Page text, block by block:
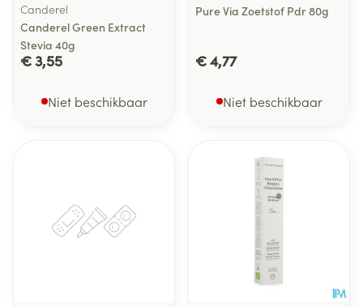
Canderel
Canderel Green Extract
Stevia 40g
€ 3,55
Niet beschikbaar
Pure Via Zoetstof Pdr 80g
€ 4,77
Niet beschikbaar